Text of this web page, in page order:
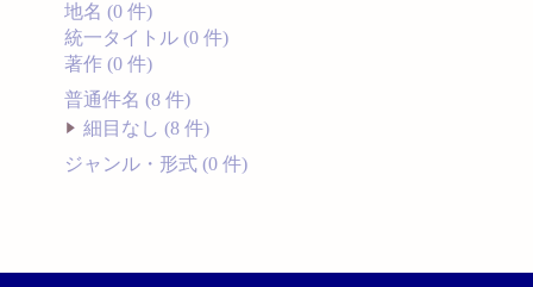
地名 (0 件)
統一タイトル (0 件)
著作 (0 件)
普通件名 (8 件)
細目なし (8 件)
ジャンル・形式 (0 件)